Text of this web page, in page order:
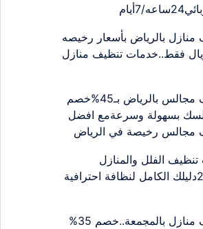
7أيام
بالرياض بأسعار رخيصه
بـ 300ريال فقط..خدمات تنظيف منازل
شركة تنظيف مجالس بالرياض بـ45%خصم
بسهولة وسرعةمع افضل
مجالس رخيصة في الرياض
الفلل والمنازل
بالرياض2026دليلك الكامل لنظافة احترافية
شركة تنظيف منازل بالمجمعة..خصم 35%